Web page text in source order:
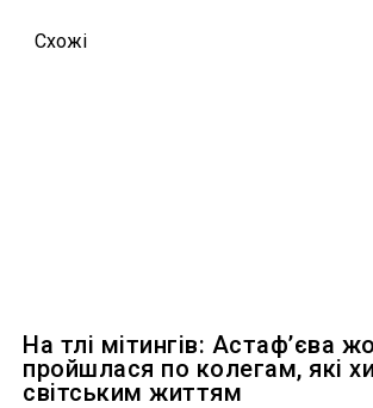
Схожi
На тлі мітингів: Астафʼєва
пройшлася по колегам, які
світським життям